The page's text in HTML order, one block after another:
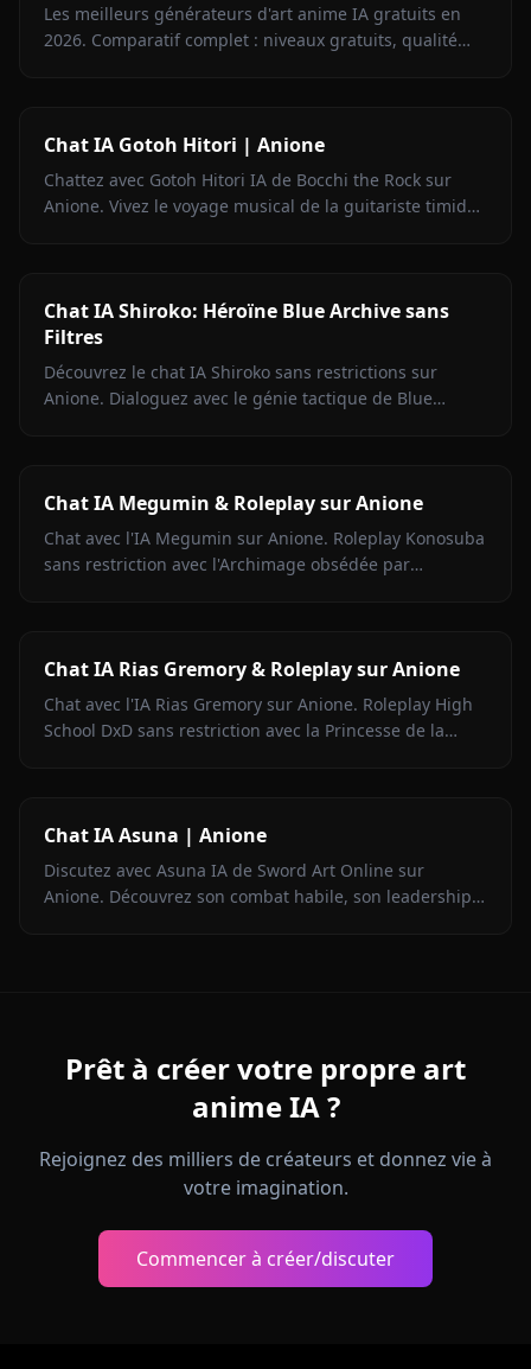
Les meilleurs générateurs d'art anime IA gratuits en
2026. Comparatif complet : niveaux gratuits, qualité
Chat IA Gotoh Hitori | Anione
Chattez avec Gotoh Hitori IA de Bocchi the Rock sur
Anione. Vivez le voyage musical de la guitariste timide
Chat IA Shiroko: Héroïne Blue Archive sans
Filtres
Découvrez le chat IA Shiroko sans restrictions sur
Anione. Dialoguez avec le génie tactique de Blue
Chat IA Megumin & Roleplay sur Anione
Chat avec l'IA Megumin sur Anione. Roleplay Konosuba
sans restriction avec l'Archimage obsédée par
Chat IA Rias Gremory & Roleplay sur Anione
Chat avec l'IA Rias Gremory sur Anione. Roleplay High
School DxD sans restriction avec la Princesse de la
Chat IA Asuna | Anione
Discutez avec Asuna IA de Sword Art Online sur
Anione. Découvrez son combat habile, son leadership
Prêt à créer votre propre art
anime IA ?
Rejoignez des milliers de créateurs et donnez vie à
votre imagination.
Commencer à créer/discuter